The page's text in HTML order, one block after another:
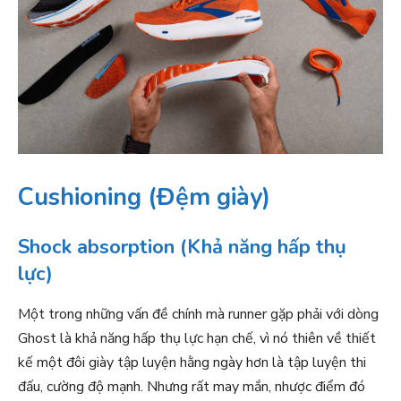
Cushioning (Đệm giày)
Shock absorption (Khả năng hấp thụ
lực)
Một trong những vấn đề chính mà runner gặp phải với dòng
Ghost là khả năng hấp thụ lực hạn chế, vì nó thiên về thiết
kế một đôi giày tập luyện hằng ngày hơn là tập luyện thi
đấu, cường độ mạnh. Nhưng rất may mắn, nhược điểm đó